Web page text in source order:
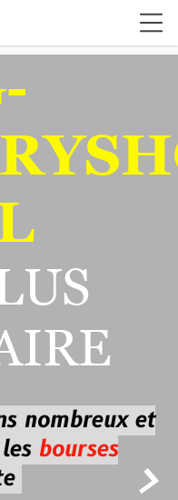

nombreux et
bourses